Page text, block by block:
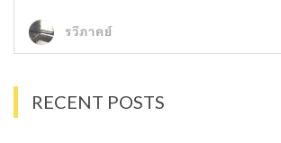
รวีภาคย์
RECENT POSTS